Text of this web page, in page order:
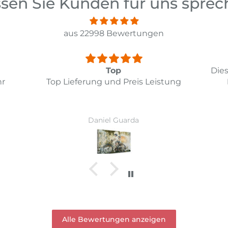
aus 22998 Bewertungen
Diesmal hat alles bestens geklappt.
Das Bild entspricht meinen
Ruth Hirschi
Alle Bewertungen anzeigen